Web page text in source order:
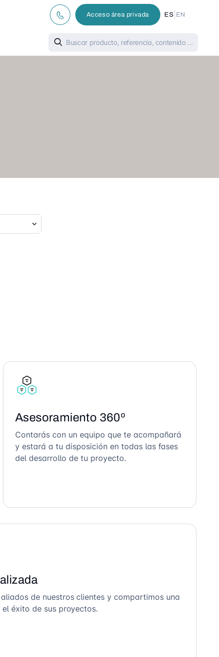
Acceso área privada ES EN
Asesoramiento 360º
Contarás con un equipo que te acompañará
y estará a tu disposición en todas las fases
del desarrollo de tu proyecto.
de nuestros clientes y compartimos una
éxito de sus proyectos.